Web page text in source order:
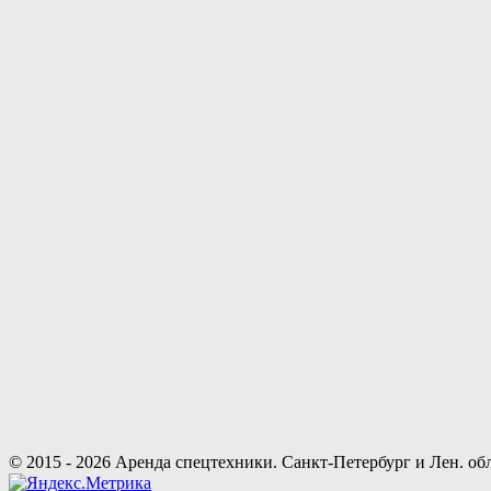
© 2015 - 2026 Аренда спецтехники. Санкт-Петербург и Лен.